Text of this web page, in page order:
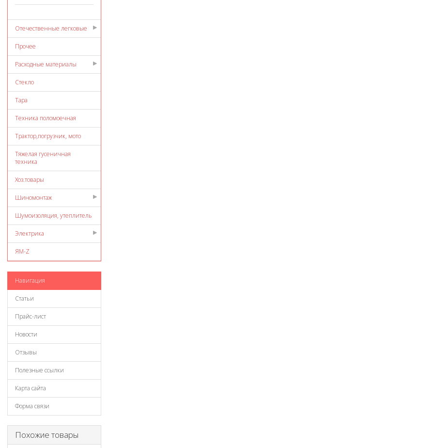
Отечественные легковые
Прочее
Расходные материалы
Стекло
Тара
Техника поломоечная
Трактор,погрузчик, мото
Тяжелая гусеничная
техника
Хоз.товары
Шиномонтаж
Шумоизоляция, утеплитель
Электрика
ЯМ-Z
Навигация
Статьи
Прайс-лист
Новости
Отзывы
Полезные ссылки
Карта сайта
Форма связи
Похожие товары